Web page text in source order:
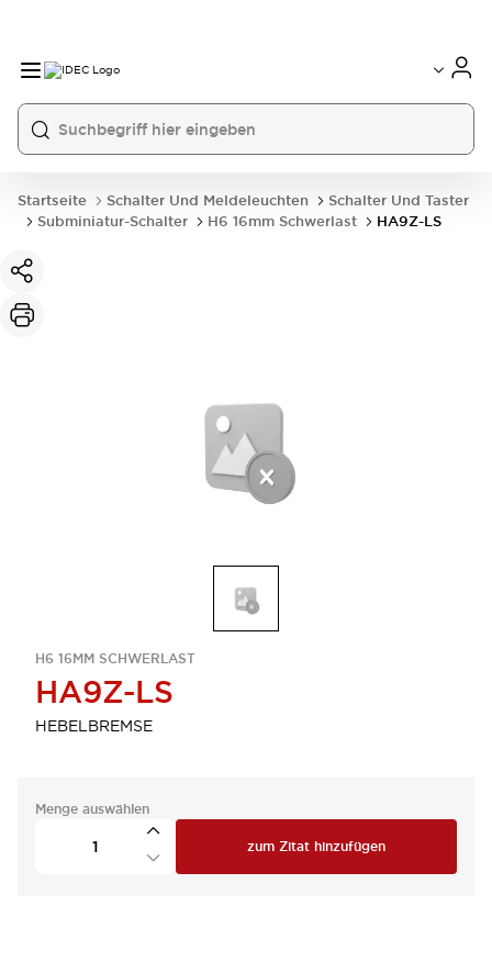
Startseite Schalter Und Meldeleuchten
Schalter Und Taster
Subminiatur-Schalter
H6 16mm Schwerlast HA9Z-LS
H6 16MM SCHWERLAST
HA9Z-LS
HEBELBREMSE
Menge auswählen
zum Zitat hinzufügen